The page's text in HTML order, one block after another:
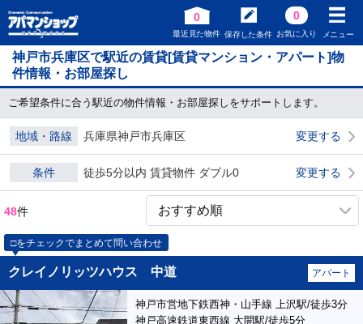
0
最近見た物件 保存した条件
0
お気に入り メニュー
神戸市兵庫区で駅近の賃貸[賃貸マンション・アパート]物
件情報・お部屋探し
ご希望条件に合う駅近の物件情報・お部屋探しをサポートします。
地域・路線 兵庫県神戸市兵庫区 変更する
条件 徒歩5分以内 賃貸物件 ダブル0 変更する
48件
□をチェックでまとめて問い合わせ
クレイノリッツハウス 中道 アパート
神戸市営地下鉄西神・山手線 上沢駅/徒歩3分
神戸高速鉄道東西線 大開駅/徒歩5分